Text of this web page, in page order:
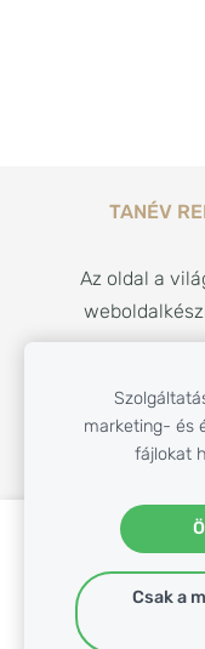
TANÉV
Az oldal a
Hozzon
a Mozello
Gyorsan,
marketing- és
fájlokat
Csak a